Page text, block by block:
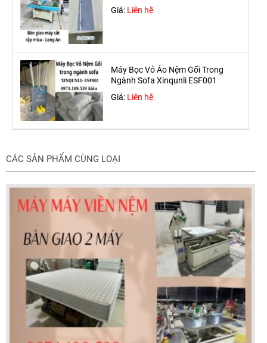
Giá: Liên hệ
Máy Bọc Vỏ Áo Nệm Gối Trong
Ngành Sofa Xinqunli ESF001
Giá: Liên hệ
CÁC SẢN PHẨM CÙNG LOẠI